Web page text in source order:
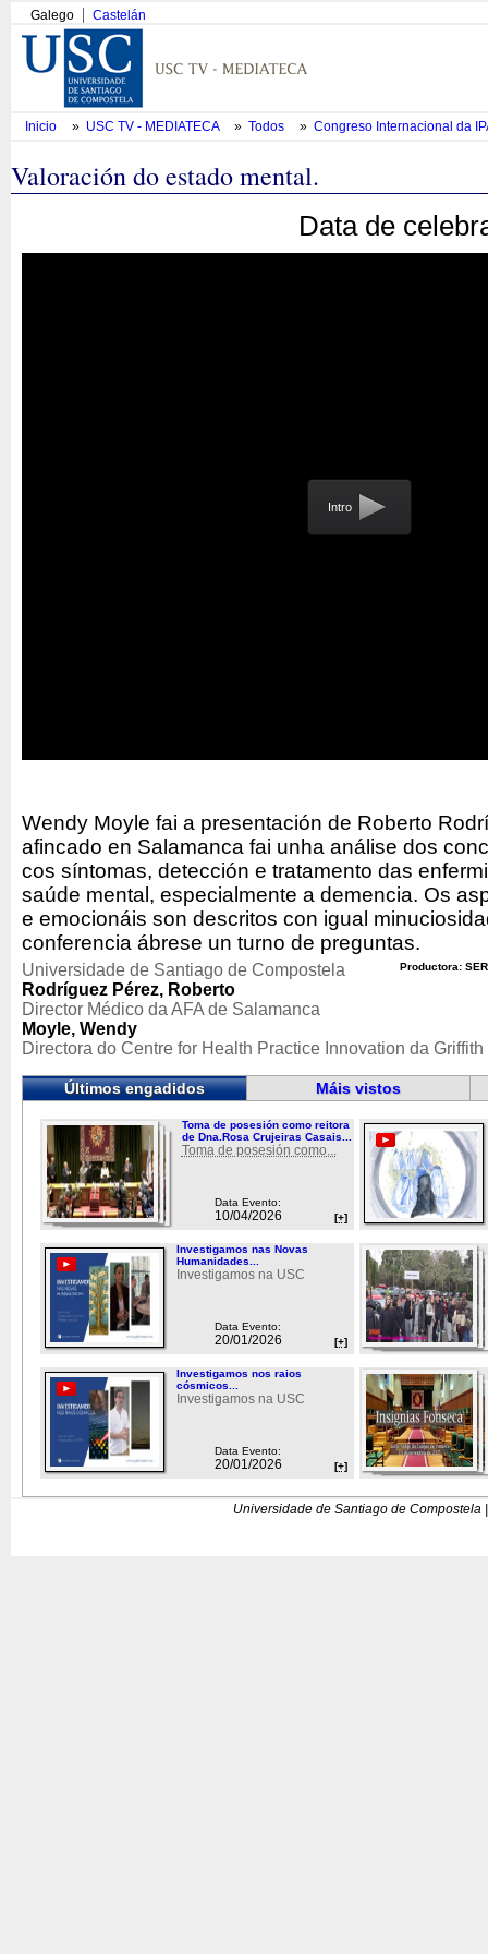
Galego Castelán
Inicio » USC TV - MEDIATECA » Todos » Congreso Internacional da
Valoración do estado mental.
Data de
Intro
Wendy Moyle fai a presentación de Roberto
afincado en Salamanca fai unha análise dos
cos síntomas, detección e tratamento das
saúde mental, especialmente a demencia. Os
e emocionáis son descritos con igual
conferencia ábrese un turno de preguntas.
Productora:
Universidade de Santiago de Compostela
Rodríguez Pérez, Roberto
Director Médico da AFA de Salamanca
Moyle, Wendy
Directora do Centre for Health Practice Innovation da
Últimos engadidos Máis vistos
Toma de posesión como reitora
de Dna.Rosa Crujeiras Casais...
Toma de posesión como...
Data Evento:
10/04/2026 [+]
Investigamos nas Novas
Humanidades...
Investigamos na USC
Data Evento:
20/01/2026 [+]
Investigamos nos raios
cósmicos...
Investigamos na USC
Data Evento:
20/01/2026 [+]
Universidade de Santiago de